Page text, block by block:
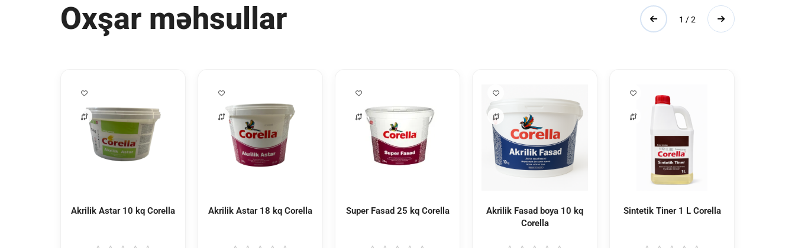
Oxşar məhsullar
Akrilik Astar 10 kq Corella Akrilik Astar 18 kq Corella Super Fasad 25 kq Corella
Akrilik Fasad boya 10 kq
Corella
Sintetik Tiner 1 L Corella
1 / 2